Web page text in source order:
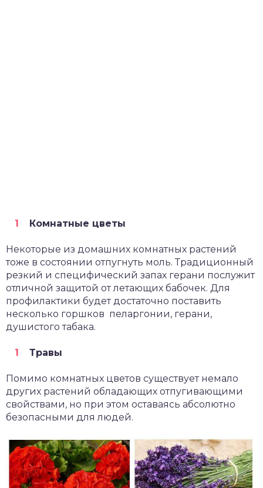
Комнатные цветы
Некоторые из домашних комнатных растений
тоже в состоянии отпугнуть моль. Традиционный
резкий и специфический запах герани послужит
отличной защитой от летающих бабочек. Для
профилактики будет достаточно поставить
несколько горшков пеларгонии, герани,
душистого табака.
Травы
Помимо комнатных цветов существует немало
других растений обладающих отпугивающими
свойствами, но при этом оставаясь абсолютно
безопасными для людей.